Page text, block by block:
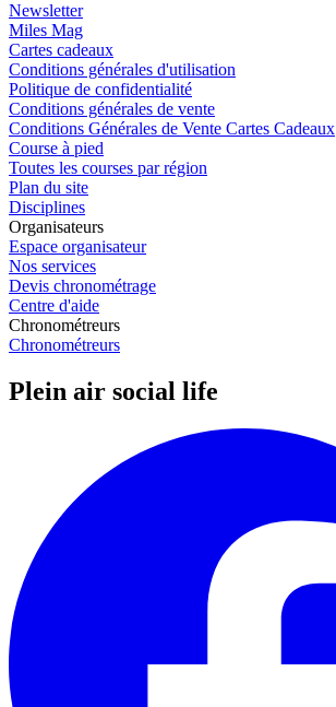
Newsletter
Miles Mag
Cartes cadeaux
Conditions générales d'utilisation
Politique de confidentialité
Conditions générales de vente
Conditions Générales de Vente Cartes Cadeaux
Course à pied
Toutes les courses par région
Plan du site
Disciplines
Organisateurs
Espace organisateur
Nos services
Devis chronométrage
Centre d'aide
Chronométreurs
Chronométreurs
Plein air social life